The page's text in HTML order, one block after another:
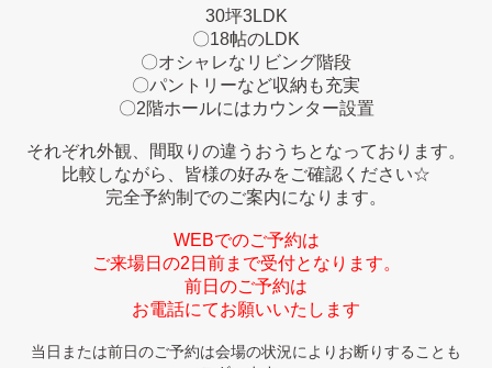
30坪3LDK
〇18帖のLDK
〇オシャレなリビング階段
〇パントリーなど収納も充実
〇2階ホールにはカウンター設置
それぞれ外観、間取りの違うおうちとなっております。
比較しながら、皆様の好みをご確認ください☆
完全予約制でのご案内になります。
WEBでのご予約は
ご来場日の2日前まで受付となります。
前日のご予約は
お電話にてお願いいたします
当日または前日のご予約は会場の状況によりお断りすることも